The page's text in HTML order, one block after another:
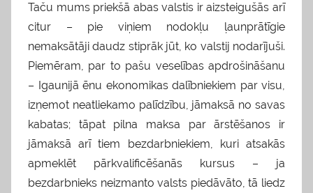
Taču mums priekšā abas valstis ir aizsteigušās arī
citur – pie viņiem nodokļu ļaunprātīgie
nemaksātāji daudz stiprāk jūt, ko valstij nodarījuši.
Piemēram, par to pašu veselības apdrošināšanu
– Igaunijā ēnu ekonomikas dalībniekiem par visu,
izņemot neatliekamo palīdzību, jāmaksā no savas
kabatas; tāpat pilna maksa par ārstēšanos ir
jāmaksā arī tiem bezdarbniekiem, kuri atsakās
apmeklēt pārkvalificēšanās kursus – ja
bezdarbnieks neizmanto valsts piedāvāto, tā liedz